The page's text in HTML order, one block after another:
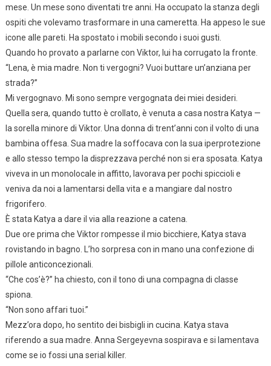
mese. Un mese sono diventati tre anni. Ha occupato la stanza degli
ospiti che volevamo trasformare in una cameretta. Ha appeso le sue
icone alle pareti. Ha spostato i mobili secondo i suoi gusti.
Quando ho provato a parlarne con Viktor, lui ha corrugato la fronte.
“Lena, è mia madre. Non ti vergogni? Vuoi buttare un’anziana per
strada?”
Mi vergognavo. Mi sono sempre vergognata dei miei desideri.
Quella sera, quando tutto è crollato, è venuta a casa nostra Katya —
la sorella minore di Viktor. Una donna di trent’anni con il volto di una
bambina offesa. Sua madre la soffocava con la sua iperprotezione
e allo stesso tempo la disprezzava perché non si era sposata. Katya
viveva in un monolocale in affitto, lavorava per pochi spiccioli e
veniva da noi a lamentarsi della vita e a mangiare dal nostro
frigorifero.
È stata Katya a dare il via alla reazione a catena.
Due ore prima che Viktor rompesse il mio bicchiere, Katya stava
rovistando in bagno. L’ho sorpresa con in mano una confezione di
pillole anticoncezionali.
“Che cos’è?” ha chiesto, con il tono di una compagna di classe
spiona.
“Non sono affari tuoi.”
Mezz’ora dopo, ho sentito dei bisbigli in cucina. Katya stava
riferendo a sua madre. Anna Sergeyevna sospirava e si lamentava
come se io fossi una serial killer.